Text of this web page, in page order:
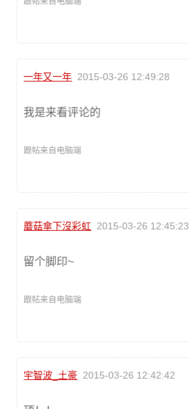
一年又一年 2015-03-26 12:49:28
我是来看评论的
跟帖来自电脑端
蘑菇傘下沒彩虹 2015-03-26 12:45:23
留个脚印~
跟帖来自电脑端
宇智波_土豪 2015-03-26 12:42:42